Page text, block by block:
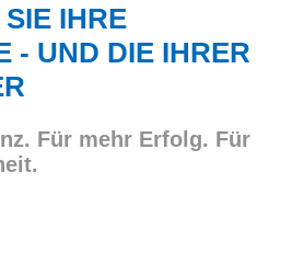
IHRE
- UND DIE IHRER
Für mehr Erfolg. Für